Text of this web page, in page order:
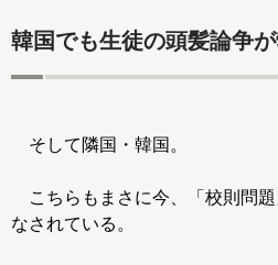
韓国でも生徒の頭髪論争
そして隣国・韓国。
こちらもまさに今、「校則問
なされている。